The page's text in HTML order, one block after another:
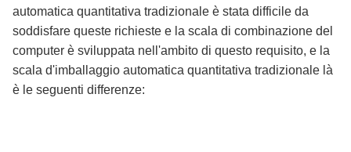
automatica quantitativa tradizionale è stata difficile da
soddisfare queste richieste e la scala di combinazione del
computer è sviluppata nell'ambito di questo requisito, e la
scala d'imballaggio automatica quantitativa tradizionale là
è le seguenti differenze: